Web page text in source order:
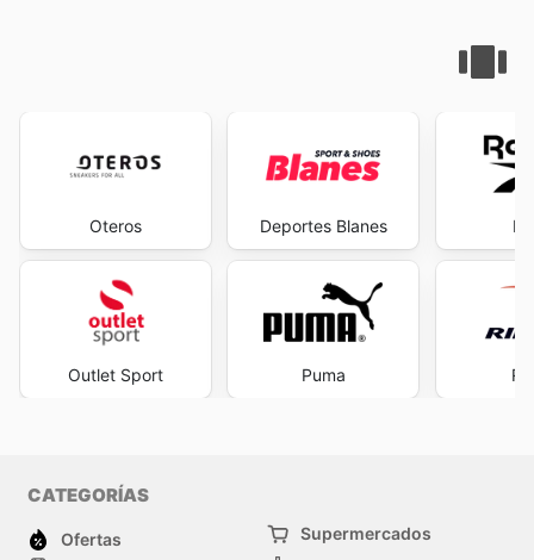
Oteros
Outlet Sport
Deportes Blanes
Puma
CATEGORÍAS
Ofertas
Supermercados